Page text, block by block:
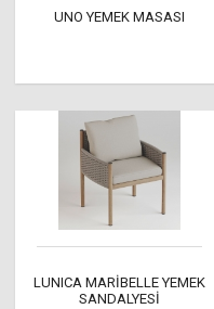
UNO YEMEK MASASI
LUNICA MARİBELLE YEMEK
SANDALYESİ